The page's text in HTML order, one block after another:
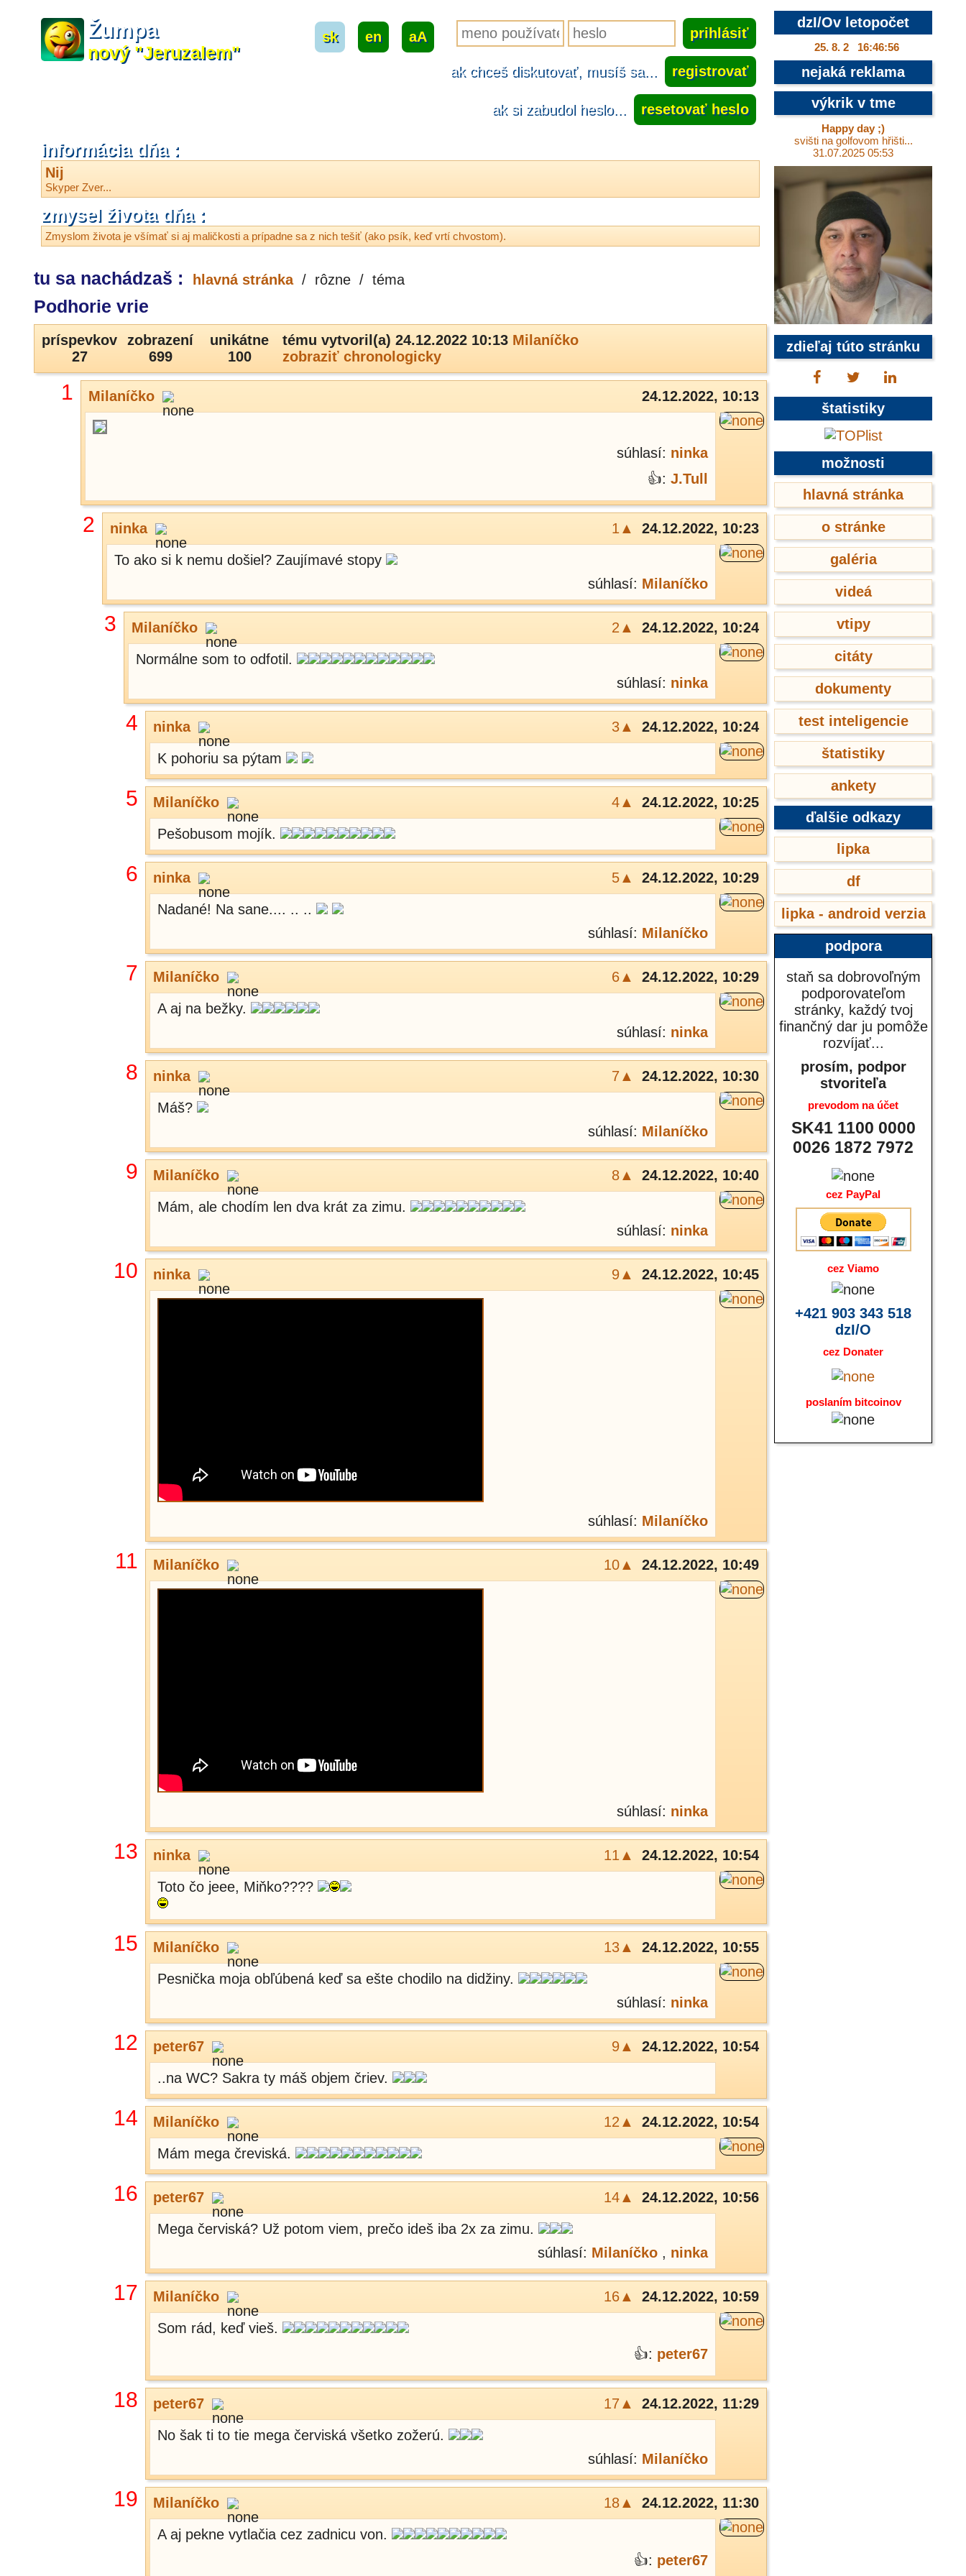
Žumpa
nový "Jeruzalem"
sk en aA
ak chceš diskutovať, musíš sa... registrovať
ak si zabudol heslo... resetovať heslo
informácia dňa :
Nij
Skyper Zver...
zmysel života dňa :
Zmyslom života je všímať si aj maličkosti a prípadne sa z nich tešiť (ako psík, keď vrtí chvostom).
tu sa nachádzaš : hlavná stránka / rôzne / téma
Podhorie vrie
príspevkov
27
zobrazení
699
unikátne
100
tému vytvoril(a) 24.12.2022 10:13 Milaníčko
zobraziť chronologicky
1 Milaníčko 24.12.2022, 10:13
súhlasí: ninka
👍: J.Tull
2 ninka 1▲
24.12.2022, 10:23
To ako si k nemu došiel? Zaujímavé stopy
súhlasí: Milaníčko
3 Milaníčko 2▲
24.12.2022, 10:24
Normálne som to odfotil.
súhlasí: ninka
4 ninka 3▲
24.12.2022, 10:24
K pohoriu sa pýtam
5 Milaníčko 4▲
24.12.2022, 10:25
Pešobusom mojík.
6 ninka 5▲
24.12.2022, 10:29
Nadané! Na sane.... .. ..
súhlasí: Milaníčko
7 Milaníčko 6▲
24.12.2022, 10:29
A aj na bežky.
súhlasí: ninka
8 ninka 7▲
24.12.2022, 10:30
Máš?
súhlasí: Milaníčko
9 Milaníčko 8▲
24.12.2022, 10:40
Mám, ale chodím len dva krát za zimu.
súhlasí: ninka
10 ninka 9▲ 24.12.2022, 10:45
súhlasí: Milaníčko
11 Milaníčko 10▲ 24.12.2022, 10:49
súhlasí: ninka
13 ninka 11▲
24.12.2022, 10:54
Toto čo jeee, Miňko????
15 Milaníčko 13▲
24.12.2022, 10:55
Pesnička moja obľúbená keď sa ešte chodilo na didžiny.
súhlasí: ninka
12 peter67 9▲
24.12.2022, 10:54
..na WC? Sakra ty máš objem čriev.
14 Milaníčko 12▲
24.12.2022, 10:54
Mám mega čreviská.
16 peter67 14▲
24.12.2022, 10:56
Mega červiská? Už potom viem, prečo ideš iba 2x za zimu.
súhlasí: Milaníčko , ninka
17 Milaníčko 16▲
24.12.2022, 10:59
Som rád, keď vieš.
👍: peter67
18 peter67 17▲
24.12.2022, 11:29
No šak ti to tie mega červiská všetko zožerú.
súhlasí: Milaníčko
19 Milaníčko 18▲
24.12.2022, 11:30
A aj pekne vytlačia cez zadnicu von.
👍: peter67
dzI/Ov letopočet
25. 8. 2 16:46:57
nejaká reklama
výkrik v tme
Happy day ;)
svišti na golfovom hřišti...
31.07.2025 05:53
zdieľaj túto stránku
štatistiky
možnosti
hlavná stránka
o stránke
galéria
videá
vtipy
citáty
dokumenty
test inteligencie
štatistiky
ankety
ďalšie odkazy
lipka
df
lipka - android verzia
podpora
staň sa dobrovoľným
podporovateľom
stránky, každý tvoj
finančný dar ju pomôže
rozvíjať...
prosím, podpor
stvoriteľa
prevodom na účet
SK41 1100 0000
0026 1872 7972
cez PayPal
cez Viamo
+421 903 343 518
dzI/O
cez Donater
poslaním bitcoinov